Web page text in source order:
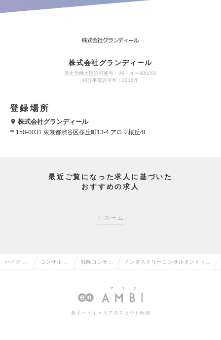
株式会社グランディール
厚生労働大臣許可番号：06－ユー300050
紹介事業許可年：2016年
登録場所
株式会社グランディール
〒150-0031 東京都渋谷区桜丘町13-4 アロマ桜丘4F
最近ご覧になった求人に基づいた
おすすめの求人
ホーム
ハイクラ コンサルタ 戦略コンサル インダストリーコンサルタント（証
若手ハイキャリアのスカウト転職